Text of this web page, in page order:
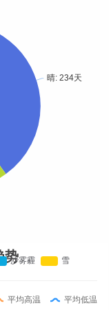
势
平均高温 平均低温